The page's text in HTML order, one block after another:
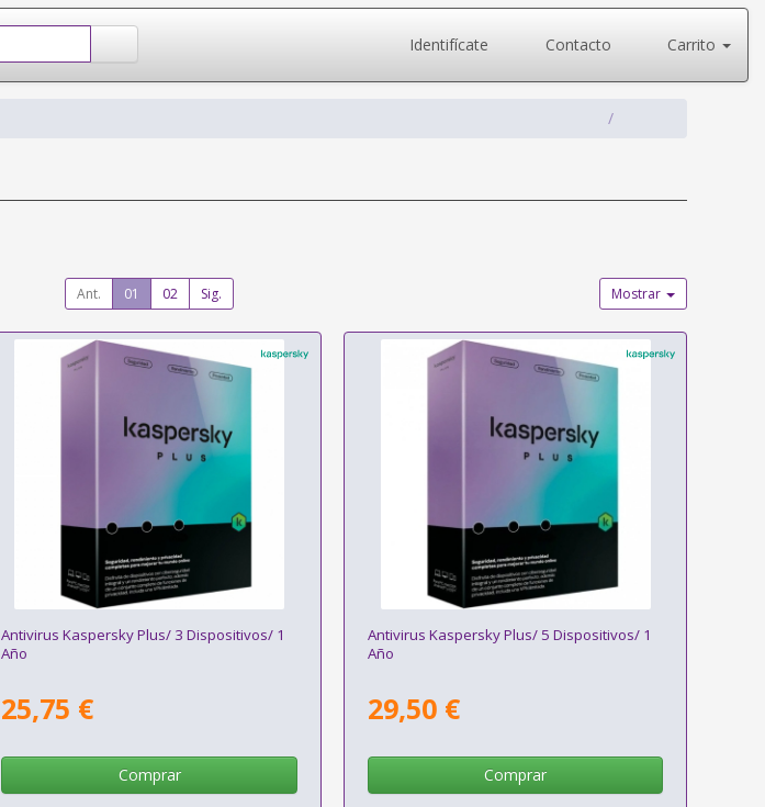
Identifícate Contacto Carrito
Ant. 01 02 Sig. Mostrar
Antivirus Kaspersky Plus/ 3 Dispositivos/ 1
Año
25,75 €
Comprar
Antivirus Kaspersky Plus/ 5 Dispositivos/ 1
Año
29,50 €
Comprar